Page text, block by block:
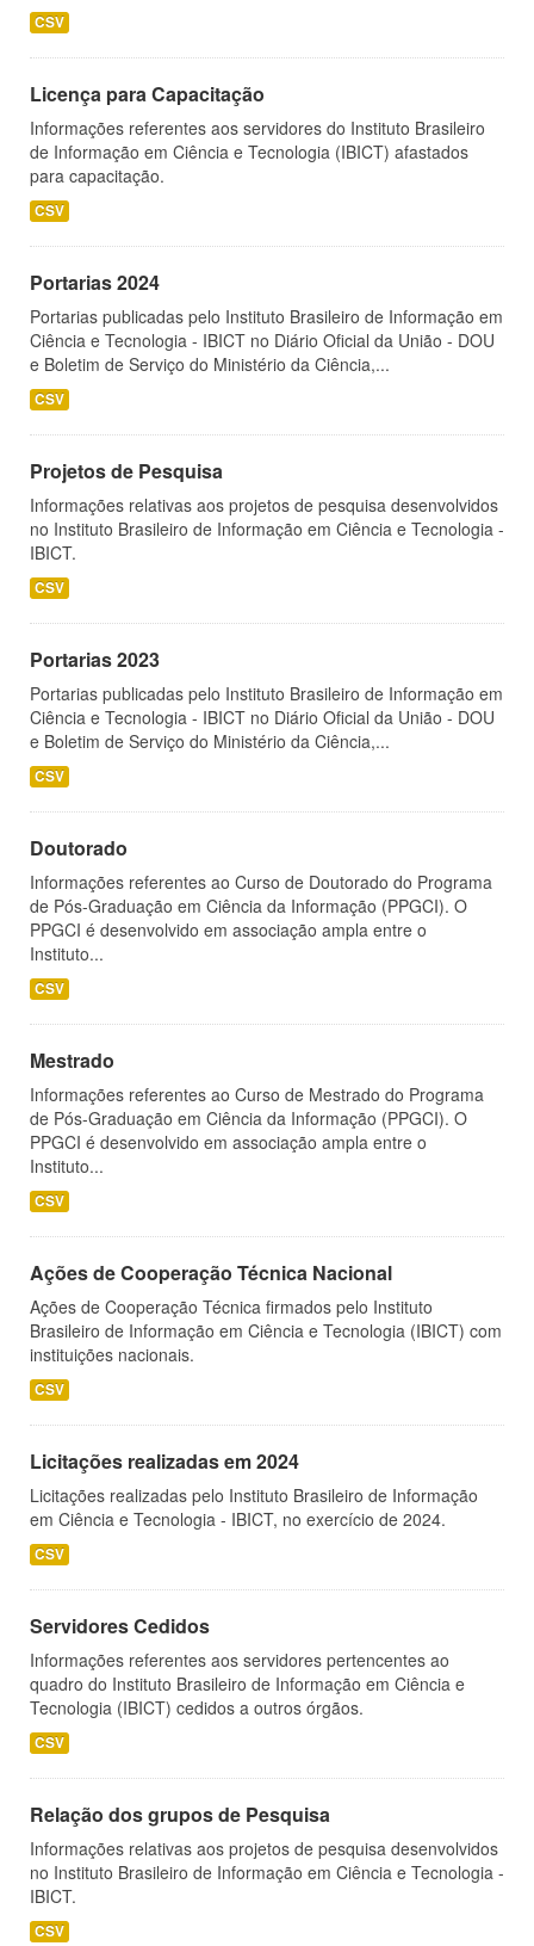
CSV
Licença para Capacitação
Informações referentes aos servidores do Instituto Brasileiro
de Informação em Ciência e Tecnologia (IBICT) afastados
para capacitação.
CSV
Portarias 2024
Portarias publicadas pelo Instituto Brasileiro de Informação em
Ciência e Tecnologia - IBICT no Diário Oficial da União - DOU
e Boletim de Serviço do Ministério da Ciência,...
CSV
Projetos de Pesquisa
Informações relativas aos projetos de pesquisa desenvolvidos
no Instituto Brasileiro de Informação em Ciência e Tecnologia -
IBICT.
CSV
Portarias 2023
Portarias publicadas pelo Instituto Brasileiro de Informação em
Ciência e Tecnologia - IBICT no Diário Oficial da União - DOU
e Boletim de Serviço do Ministério da Ciência,...
CSV
Doutorado
Informações referentes ao Curso de Doutorado do Programa
de Pós-Graduação em Ciência da Informação (PPGCI). O
PPGCI é desenvolvido em associação ampla entre o
Instituto...
CSV
Mestrado
Informações referentes ao Curso de Mestrado do Programa
de Pós-Graduação em Ciência da Informação (PPGCI). O
PPGCI é desenvolvido em associação ampla entre o
Instituto...
CSV
Ações de Cooperação Técnica Nacional
Ações de Cooperação Técnica firmados pelo Instituto
Brasileiro de Informação em Ciência e Tecnologia (IBICT) com
instituições nacionais.
CSV
Licitações realizadas em 2024
Licitações realizadas pelo Instituto Brasileiro de Informação
em Ciência e Tecnologia - IBICT, no exercício de 2024.
CSV
Servidores Cedidos
Informações referentes aos servidores pertencentes ao
quadro do Instituto Brasileiro de Informação em Ciência e
Tecnologia (IBICT) cedidos a outros órgãos.
CSV
Relação dos grupos de Pesquisa
Informações relativas aos projetos de pesquisa desenvolvidos
no Instituto Brasileiro de Informação em Ciência e Tecnologia -
IBICT.
CSV